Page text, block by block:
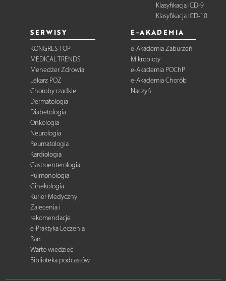
Klasyfikacja ICD-9
Klasyfikacja ICD-10
SERWISY
KONGRES TOP
MEDICAL TRENDS
Menedżer Zdrowia
Lekarz POZ
Choroby rzadkie
Dermatologia
Diabetologia
Onkologia
Neurologia
Reumatologia
Kardiologia
Gastroenterologia
Pulmonologia
Ginekologia
Kurier Medyczny
Zalecenia i
rekomendacje
e-Praktyka Leczenia
Ran
Warto wiedzieć
Biblioteka podcastów
E-AKADEMIA
e-Akademia Zaburzeń
Mikrobioty
e-Akademia POChP
e-Akademia Chorób
Naczyń